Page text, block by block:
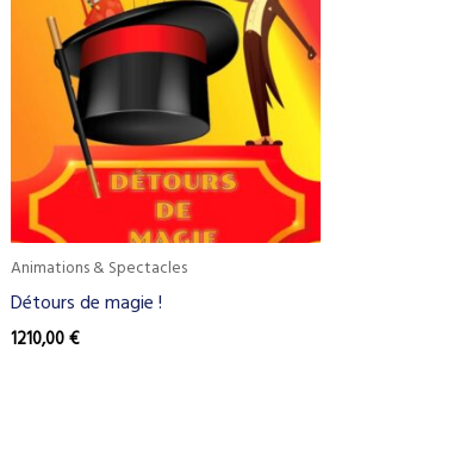
Animations & Spectacles
Détours de magie !
1210,00 €